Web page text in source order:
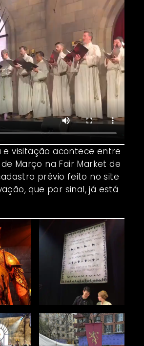
e visitação acontece entre
Março na Fair Market de
prévio feito nosite
, que por sinal, já está